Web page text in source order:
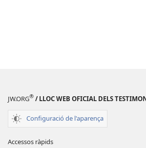
JW.ORG® / LLOC WEB OFICIAL DELS
Configuració de l'aparença
Accessos ràpids